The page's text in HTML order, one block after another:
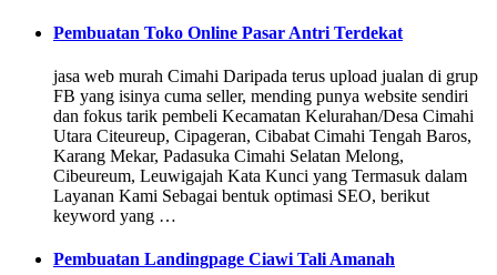
Pembuatan Toko Online Pasar Antri Terdekat
jasa web murah Cimahi Daripada terus upload jualan di grup
FB yang isinya cuma seller, mending punya website sendiri
dan fokus tarik pembeli Kecamatan Kelurahan/Desa Cimahi
Utara Citeureup, Cipageran, Cibabat Cimahi Tengah Baros,
Karang Mekar, Padasuka Cimahi Selatan Melong,
Cibeureum, Leuwigajah Kata Kunci yang Termasuk dalam
Layanan Kami Sebagai bentuk optimasi SEO, berikut
keyword yang …
Pembuatan Landingpage Ciawi Tali Amanah